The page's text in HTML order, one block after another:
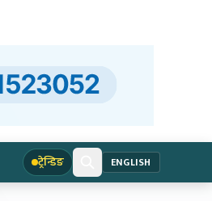
ट्रेन्डिङ ENGLISH